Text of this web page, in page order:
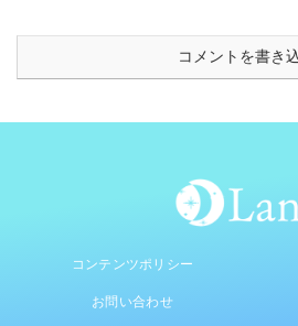
コメントを書き
コンテンツポリシー
お問い合わせ